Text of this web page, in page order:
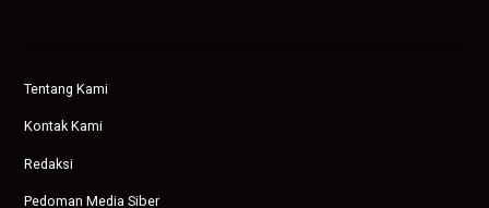
Tentang Kami
Kontak Kami
Redaksi
Pedoman Media Siber